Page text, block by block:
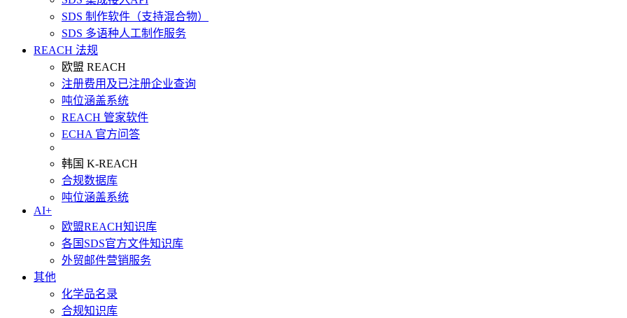
SDS 制作软件（支持混合物）
SDS 多语种人工制作服务
REACH 法规
欧盟 REACH
注册费用及已注册企业查询
吨位涵盖系统
REACH 管家软件
ECHA 官方问答
韩国 K-REACH
合规数据库
吨位涵盖系统
AI+
欧盟REACH知识库
各国SDS官方文件知识库
外贸邮件营销服务
其他
化学品名录
合规知识库